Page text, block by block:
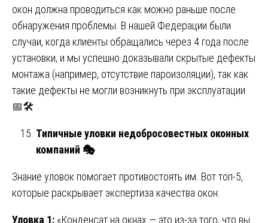
окон должна проводиться как можно раньше после
обнаружения проблемы. В нашей Федерации были
случаи, когда клиенты обращались через 4 года после
установки, и мы успешно доказывали скрытые дефекты
монтажа (например, отсутствие пароизоляции), так как
такие дефекты не могли возникнуть при эксплуатации.
📅🛠️
Типичные уловки недобросовестных оконных
компаний 🎭
Знание уловок помогает противостоять им. Вот топ-5,
которые раскрывает экспертиза качества окон:
Уловка 1: «Конденсат на окнах — это из-за того, что вы